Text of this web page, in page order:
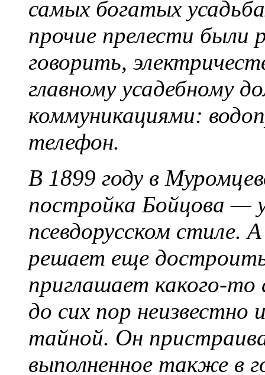
самых богатых
прочие прелести
говорить,
главному усадебному
коммуникациями:
телефон.
В 1899 году в
постройка Бойцова —
псевдорусском стиле.
решает еще
приглашает какого-
до сих пор
тайной. Он
выполненное также в